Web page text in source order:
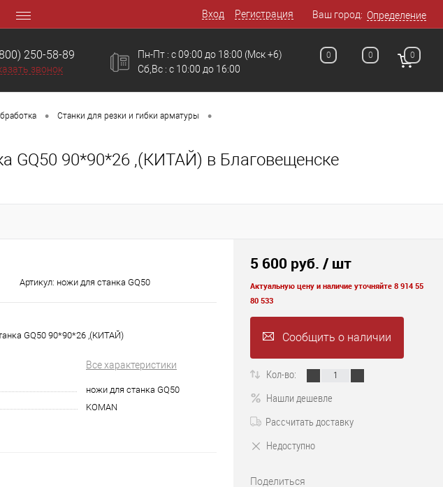
Вход Регистрация Ваш город: Определение
250-58-89
звонок
Пн-Пт : с 09:00 до 18:00
Сб,Вс : c 10:00 до 16:00
(Мск +6) 0 0 0
• Станки для резки и гибки арматуры •
GQ50 90*90*26 ,(КИТАЙ) в Благовещенске
Артикул: ножи для станка GQ50
GQ50 90*90*26 ,(КИТАЙ)
Все характеристики
ножи для станка GQ50
KOMAN
5 600 руб. / шт
Актуальную цену и наличие уточняйте 8 914 55
80 533
Сообщить о наличии
Кол-во:
Нашли дешевле
Рассчитать доставку
Недоступно
Поделиться